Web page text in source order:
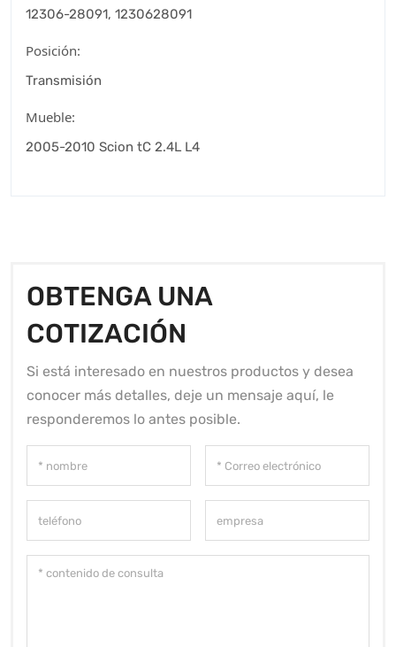
12306-28091, 1230628091
Posición:
Transmisión
Mueble:
2005-2010 Scion tC 2.4L L4
OBTENGA UNA
COTIZACIÓN
Si está interesado en nuestros productos y desea
conocer más detalles, deje un mensaje aquí, le
responderemos lo antes posible.